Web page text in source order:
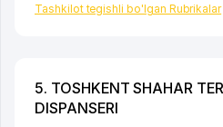
Tashkilot tegishli bo'lgan Rubrikalar
5. TOSHKENT SHAHAR
DISPANSERI